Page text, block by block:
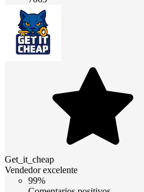
Get_it_cheap
Vendedor excelente
99%